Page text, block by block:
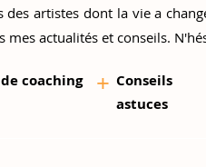
des artistes dont la vie a
mes actualités et conseils.
e coaching +
astuces